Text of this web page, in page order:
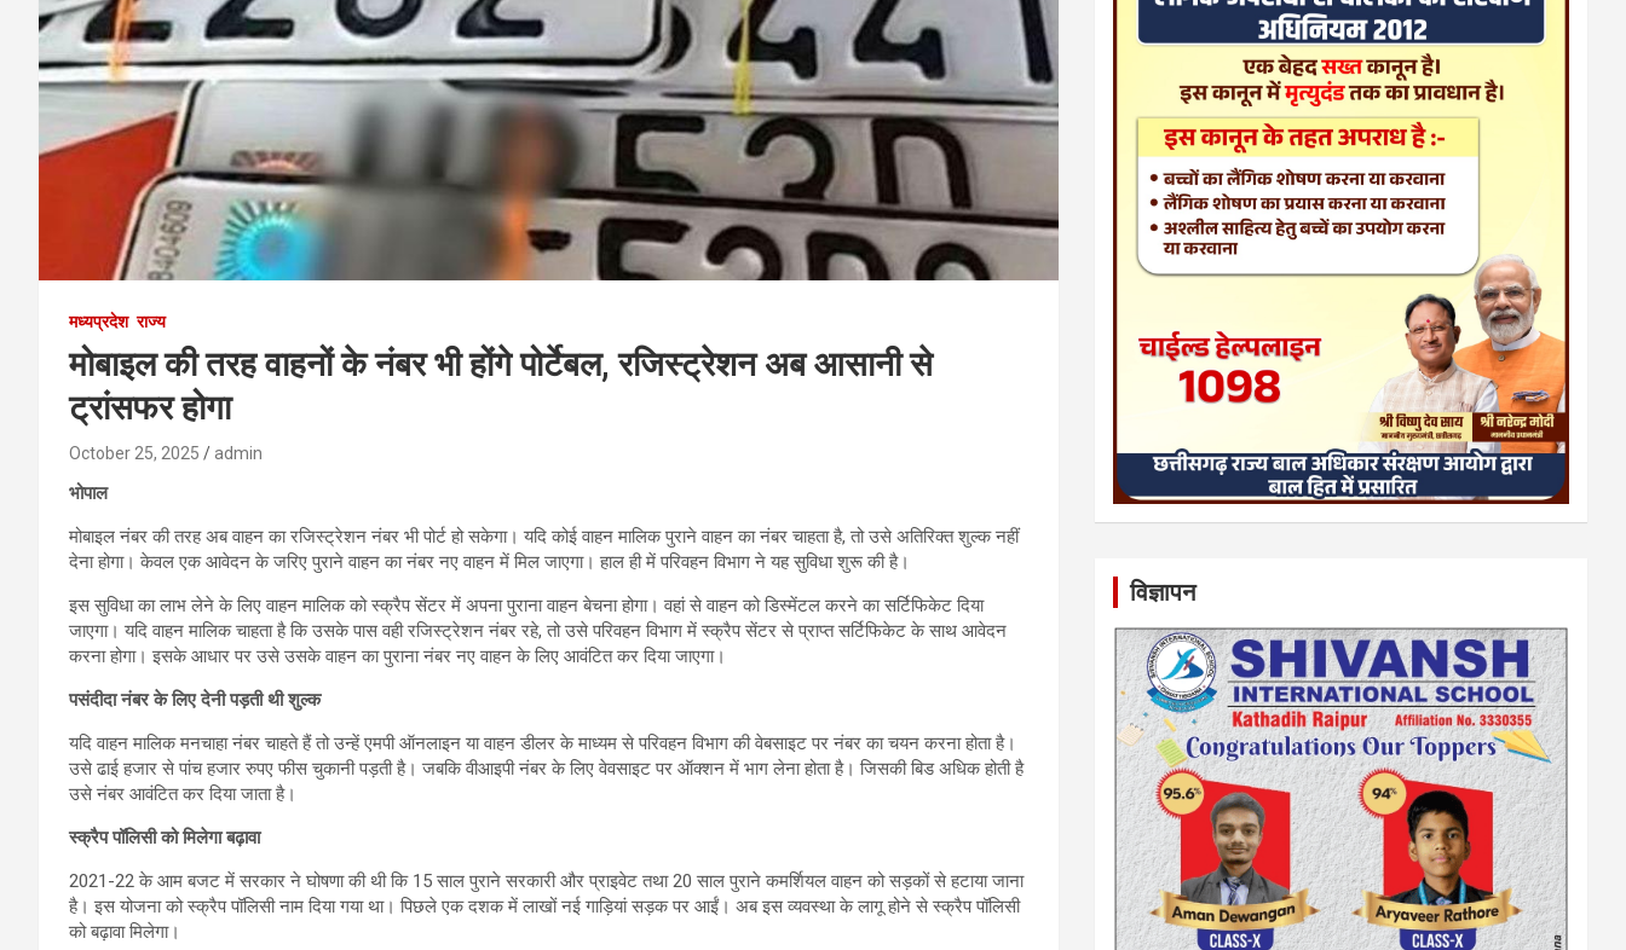
मध्यप्रदेश राज्य
मोबाइल की तरह वाहनों के नंबर भी होंगे पोर्टेबल, रजिस्ट्रेशन अब आसानी से
ट्रांसफर होगा
October 25, 2025 admin
भोपाल
मोबाइल नंबर की तरह अब वाहन का रजिस्ट्रेशन नंबर भी पोर्ट हो सकेगा। यदि कोई वाहन मालिक पुराने वाहन का नंबर चाहता है, तो उसे अतिरिक्त शुल्क नहीं
देना होगा। केवल एक आवेदन के जरिए पुराने वाहन का नंबर नए वाहन में मिल जाएगा। हाल ही में परिवहन विभाग ने यह सुविधा शुरू की है।
इस सुविधा का लाभ लेने के लिए वाहन मालिक को स्क्रैप सेंटर में अपना पुराना वाहन बेचना होगा। वहां से वाहन को डिस्मेंटल करने का सर्टिफिकेट दिया
जाएगा। यदि वाहन मालिक चाहता है कि उसके पास वही रजिस्ट्रेशन नंबर रहे, तो उसे परिवहन विभाग में स्क्रैप सेंटर से प्राप्त सर्टिफिकेट के साथ आवेदन
करना होगा। इसके आधार पर उसे उसके वाहन का पुराना नंबर नए वाहन के लिए आवंटित कर दिया जाएगा।
पसंदीदा नंबर के लिए देनी पड़ती थी शुल्क
यदि वाहन मालिक मनचाहा नंबर चाहते हैं तो उन्हें एमपी ऑनलाइन या वाहन डीलर के माध्यम से परिवहन विभाग की वेबसाइट पर नंबर का चयन करना होता है।
उसे ढाई हजार से पांच हजार रुपए फीस चुकानी पड़ती है। जबकि वीआइपी नंबर के लिए वेवसाइट पर ऑक्शन में भाग लेना होता है। जिसकी बिड अधिक होती है
उसे नंबर आवंटित कर दिया जाता है।
स्क्रैप पॉलिसी को मिलेगा बढ़ावा
2021-22 के आम बजट में सरकार ने घोषणा की थी कि 15 साल पुराने सरकारी और प्राइवेट तथा 20 साल पुराने कमर्शियल वाहन को सड़कों से हटाया जाना
है। इस योजना को स्क्रैप पॉलिसी नाम दिया गया था। पिछले एक दशक में लाखों नई गाड़ियां सड़क पर आईं। अब इस व्यवस्था के लागू होने से स्क्रैप पॉलिसी
को बढ़ावा मिलेगा।
विज्ञापन